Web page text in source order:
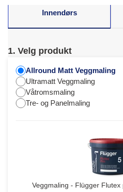
Innendørs
1. Velg produkt
Allround Matt Veggmaling
Ultramatt Veggmaling
Våtromsmaling
Tre- og Panelmaling
Veggmaling - Flügger